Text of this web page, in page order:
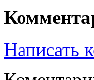
Написать